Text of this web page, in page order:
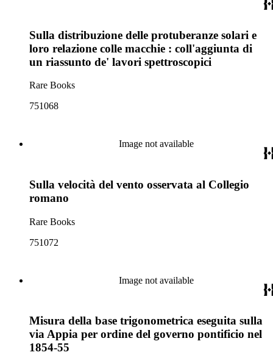
Sulla distribuzione delle protuberanze solari e
loro relazione colle macchie : coll'aggiunta di
un riassunto de' lavori spettroscopici
Rare Books
751068
Image not available
Sulla velocità del vento osservata al Collegio
romano
Rare Books
751072
Image not available
Misura della base trigonometrica eseguita sulla
via Appia per ordine del governo pontificio nel
1854-55